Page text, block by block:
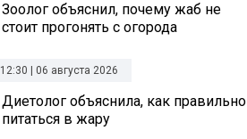
Зоолог объяснил, почему жаб не
стоит прогонять с огорода
12:30 | 06 августа 2026
Диетолог объяснила, как правильно
питаться в жару